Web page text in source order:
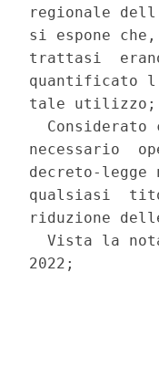
regionale
si espone
trattasi
quantificato
tale utilizzo;
Considerato
necessario
decreto-
qualsiasi
riduzione
Vista la
2022;